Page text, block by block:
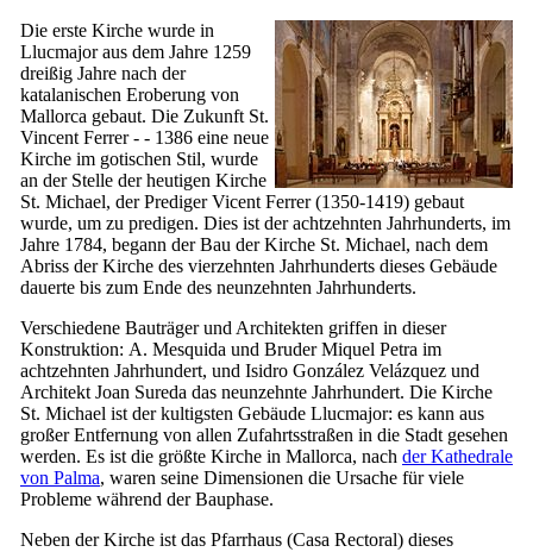
Die erste Kirche wurde in
Llucmajoraus dem Jahre 1259
dreißig Jahre nach der
katalanischen Eroberung von
Mallorca gebaut. Die Zukunft St.
Vincent Ferrer - - 1386 eine neue
Kirche im gotischen Stil, wurde
an der Stelle der heutigen Kirche
St. Michael, der PredigerVicent Ferrer(1350-1419) gebaut
wurde, um zu predigen. Dies ist der achtzehnten Jahrhunderts, im
Jahre 1784, begann der Bau der Kirche St. Michael, nach dem
Abriss der Kirche des vierzehnten Jahrhunderts dieses Gebäude
dauerte bis zum Ende des neunzehnten Jahrhunderts.
Verschiedene Bauträger und Architekten griffen in dieser
Konstruktion: A. Mesquida und BruderMiquel Petra im
achtzehnten Jahrhundert, und Isidro González Velázquez und
Architekt Joan Sureda das neunzehnte Jahrhundert. Die Kirche
St. Michael ist der kultigsten Gebäude Llucmajor: es kann aus
großer Entfernung von allen Zufahrtsstraßen in die Stadt gesehen
werden. Es ist die größte Kirche in Mallorca, nach der Kathedrale
von Palma, waren seine Dimensionen die Ursache für viele
Probleme während der Bauphase.
Neben der Kirche ist das Pfarrhaus (Casa Rectoral) dieses